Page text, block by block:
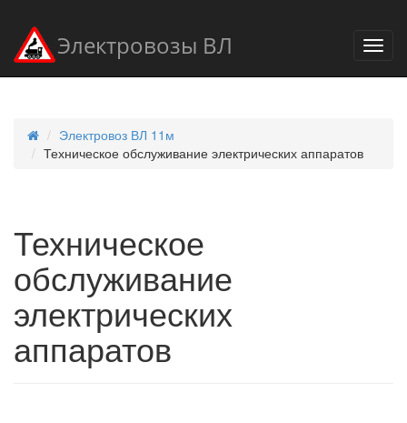
Электровозы ВЛ
Электровоз ВЛ 11м
Техническое обслуживание электрических аппаратов
Техническое
обслуживание
электрических
аппаратов